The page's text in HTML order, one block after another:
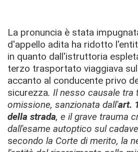
La pronuncia è stata
d'appello adita ha ridotto
in quanto dall'istruttoria
terzo trasportato viaggiava
accanto al conducente privo
sicurezza. Il nesso causale tra
omissione, sanzionata dall'art.
della strada, e il grave trauma
dall'esame autoptico sul
secondo la Corte di merito, la